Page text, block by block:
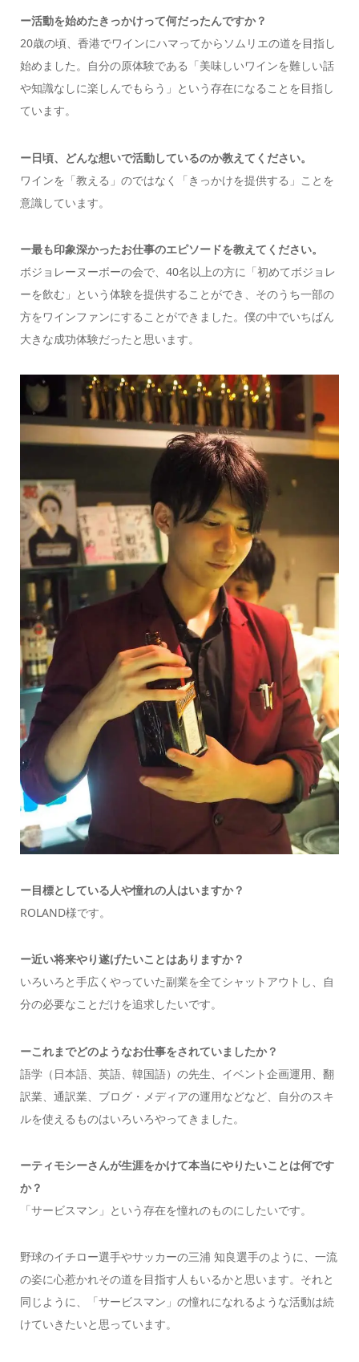
ー活動を始めたきっかけって何だったんですか？
20歳の頃、香港でワインにハマってからソムリエの道を目指し
始めました。自分の原体験である「美味しいワインを難しい話
や知識なしに楽しんでもらう」という存在になることを目指し
ています。
ー日頃、どんな想いで活動しているのか教えてください。
ワインを「教える」のではなく「きっかけを提供する」ことを
意識しています。
ー最も印象深かったお仕事のエピソードを教えてください。
ボジョレーヌーボーの会で、40名以上の方に「初めてボジョレ
ーを飲む」という体験を提供することができ、そのうち一部の
方をワインファンにすることができました。僕の中でいちばん
大きな成功体験だったと思います。
ー目標としている人や憧れの人はいますか？
ROLAND様です。
ー近い将来やり遂げたいことはありますか？
いろいろと手広くやっていた副業を全てシャットアウトし、自
分の必要なことだけを追求したいです。
ーこれまでどのようなお仕事をされていましたか？
語学（日本語、英語、韓国語）の先生、イベント企画運用、翻
訳業、通訳業、ブログ・メディアの運用などなど、自分のスキ
ルを使えるものはいろいろやってきました。
ーティモシーさんが生涯をかけて本当にやりたいことは何です
か？
「サービスマン」という存在を憧れのものにしたいです。
野球のイチロー選手やサッカーの三浦 知良選手のように、一流
の姿に心惹かれその道を目指す人もいるかと思います。それと
同じように、「サービスマン」の憧れになれるような活動は続
けていきたいと思っています。